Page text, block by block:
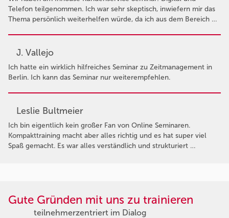
Telefon teilgenommen. Ich war sehr skeptisch, inwiefern mir das
Thema persönlich weiterhelfen würde, da ich aus dem Bereich …
J. Vallejo
Ich hatte ein wirklich hilfreiches Seminar zu Zeitmanagement in
Berlin. Ich kann das Seminar nur weiterempfehlen.
Leslie Bultmeier
Ich bin eigentlich kein großer Fan von Online Seminaren.
Kompakttraining macht aber alles richtig und es hat super viel
Spaß gemacht. Es war alles verständlich und strukturiert …
Gute Gründen mit uns zu trainieren
teilnehmerzentriert im Dialog